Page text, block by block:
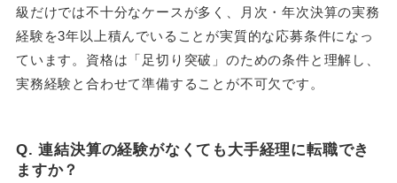
級だけでは不十分なケースが多く、月次・年次決算の実務
経験を3年以上積んでいることが実質的な応募条件になっ
ています。資格は「足切り突破」のための条件と理解し、
実務経験と合わせて準備することが不可欠です。
Q. 連結決算の経験がなくても大手経理に転職でき
ますか？